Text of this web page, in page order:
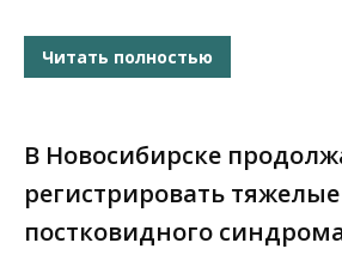
Читать полностью
В Новосибирске
регистрировать
постковидного